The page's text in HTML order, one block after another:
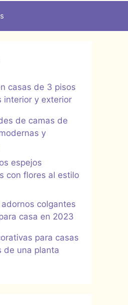
casas de 3 pisos
interior y exterior
de camas de
y
espejos
con flores al estilo
colgantes
casa en 2023
para casas
de una planta